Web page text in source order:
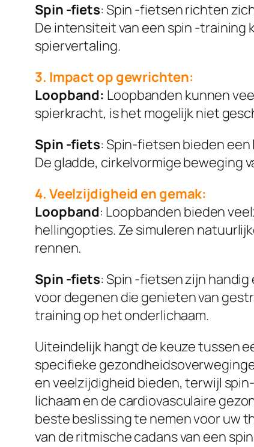
Spin -fiets: Spin -fietsen richten
De intensiteit van een spin -training
spiervertaling.
3. Impact op gewrichten:
Loopband: Loopbanden kunnen
spierkracht, is het mogelijk niet
Spin -fiets: Spin-fietsen bieden
De gladde, cirkelvormige beweging
4. Veelzijdigheid en gemak:
Loopband: Loopbanden bieden
hellingopties. Ze simuleren
rennen.
Spin -fiets: Spin -fietsen zijn
voor degenen die genieten van
training op het onderlichaam.
Uiteindelijk hangt de keuze tussen
specifieke
en veelzijdigheid bieden, terwijl
lichaam en de cardiovasculaire
beste beslissing te nemen voor uw
van de ritmische cadans van een